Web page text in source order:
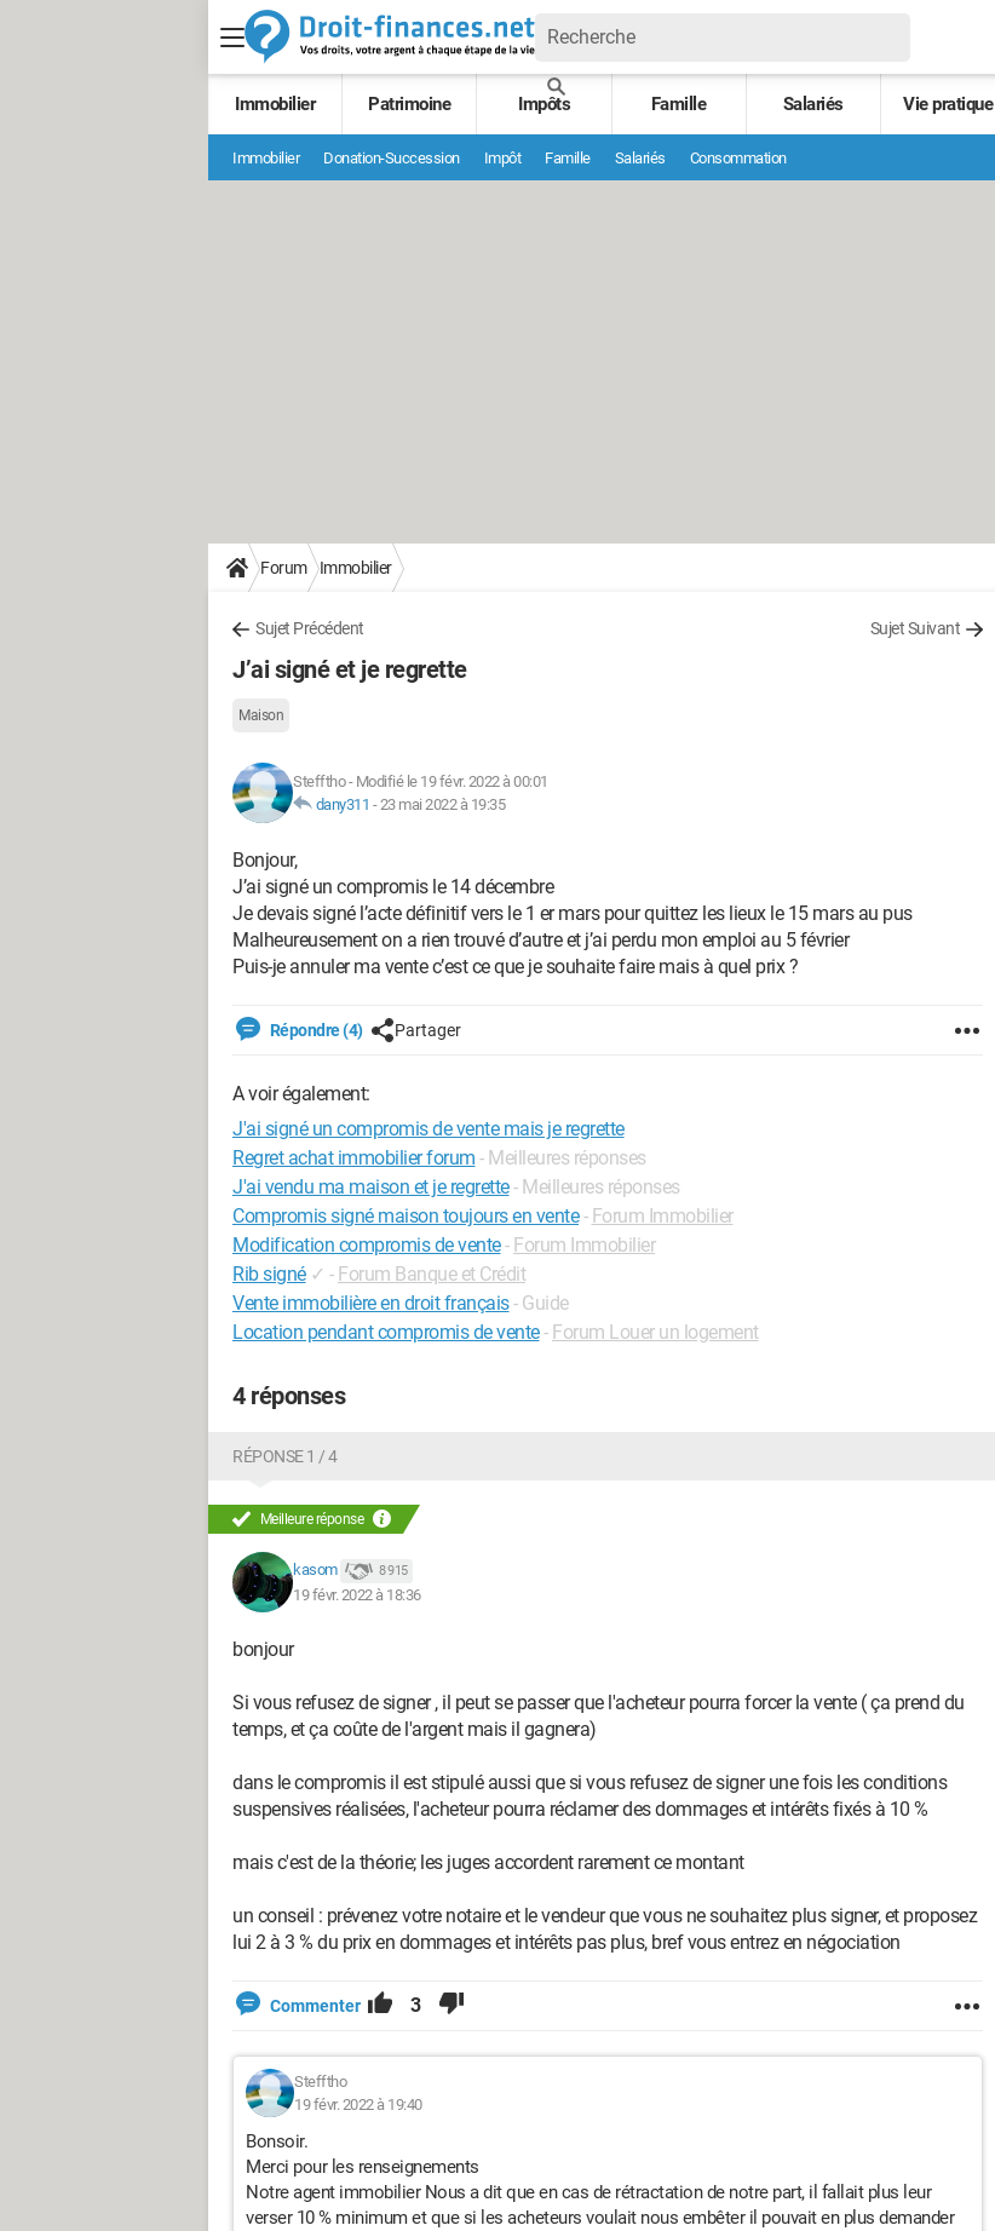
Immobilier Patrimoine Impôts Famille Salariés Vie pratique
Immobilier Donation-Succession Impôt Famille Salariés Consommation
Forum Immobilier
Sujet Précédent Sujet Suivant
J’ai signé et je regrette
Maison
Stefftho- Modifié le 19 févr. 2022 à 00:01
dany311 -23 mai 2022 à 19:35
Bonjour,
J’ai signé un compromis le 14 décembre
Je devais signé l’acte définitif vers le 1 er mars pour quittez les lieux le 15 mars au pus
Malheureusement on a rien trouvé d’autre et j’ai perdu mon emploi au 5 février
Puis-je annuler ma vente c’est ce que je souhaite faire mais à quel prix ?
Répondre (4) Partager
A voir également:
J'ai signé un compromis de vente mais je regrette
Regret achat immobilier forum - Meilleures réponses
J'ai vendu ma maison et je regrette- Meilleures réponses
Compromis signé maison toujours en vente - Forum Immobilier
Modification compromis de vente- Forum Immobilier
Rib signé ✓ - Forum Banque et Crédit
Vente immobilière en droit français- Guide
Location pendant compromis de vente- Forum Louer un logement
4 réponses
RÉPONSE 1 / 4
Meilleure réponse
kasom 8 915
19 févr. 2022 à 18:36
bonjour
Si vous refusez de signer , il peut se passer que l'acheteur pourra forcer la vente ( ça prend du
temps, et ça coûte de l'argent mais il gagnera)
dans le compromis il est stipulé aussi que si vous refusez de signer une fois les conditions
suspensives réalisées, l'acheteur pourra réclamer des dommages et intérêts fixés à 10 %
mais c'est de la théorie; les juges accordent rarement ce montant
un conseil : prévenez votre notaire et le vendeur que vous ne souhaitez plus signer, et proposez
lui 2 à 3 % du prix en dommages et intérêts pas plus, bref vous entrez en négociation
Commenter 3
Stefftho
19 févr. 2022 à 19:40
Bonsoir.
Merci pour les renseignements
Notre agent immobilier Nous a dit que en cas de rétractation de notre part, il fallait plus leur
verser 10 % minimum et que si les acheteurs voulait nous embêter il pouvait en plus demander